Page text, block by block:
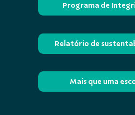
Programa de
Relatório de
Mais que uma